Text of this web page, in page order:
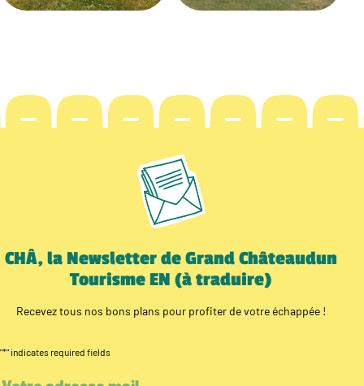
CHÂ, la Newsletter de Grand Châteaudun
Tourisme EN (à traduire)
Recevez tous nos bons plans pour profiter de votre échappée !
"*" indicates required fields